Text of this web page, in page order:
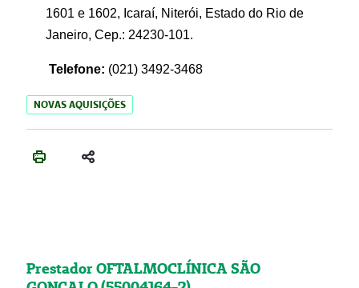
1601 e 1602, Icaraí, Niterói, Estado do Rio de
Janeiro, Cep.: 24230-101.
Telefone: (021) 3492-3468
NOVAS AQUISIÇÕES
Prestador OFTALMOCLÍNICA SÃO